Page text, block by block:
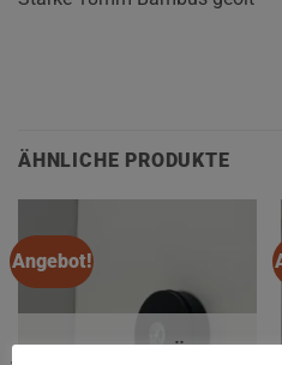
ÄHNLICHE PRODUKTE
Angebot!